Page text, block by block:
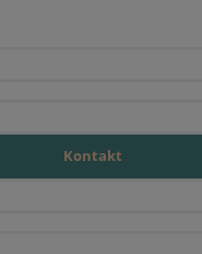
Kontakt